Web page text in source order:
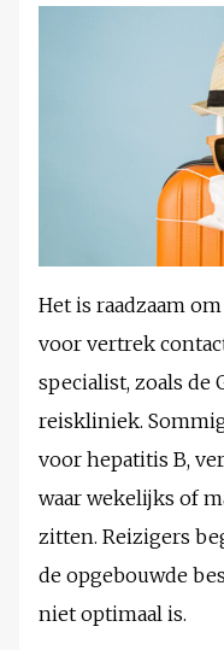
Het is raadzaam
voor vertrek
specialist, zoals de
reiskliniek.
voor hepatitis B,
waar wekelijks of
zitten. Reizigers
de opgebouwde
niet optimaal is.